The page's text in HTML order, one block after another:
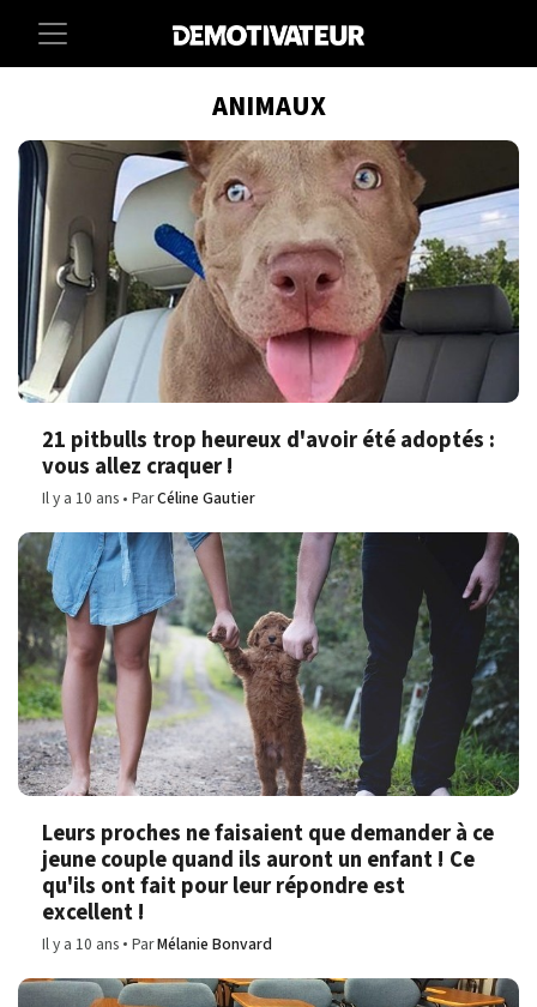
ANIMAUX
21 pitbulls trop heureux d'avoir été adoptés :
vous allez craquer !
Il y a 10 ans ParCéline Gautier
Leurs proches ne faisaient que demander à ce
jeune couple quand ils auront un enfant ! Ce
qu'ils ont fait pour leur répondre est
excellent !
Il y a 10 ans ParMélanie Bonvard